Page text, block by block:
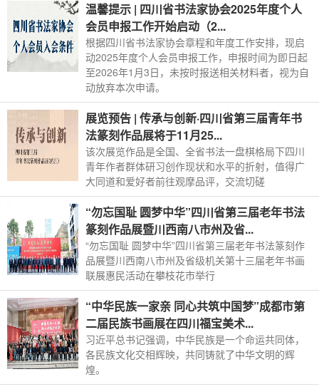
温馨提示 | 四川省书法家协会2025年度个人
会员申报工作开始启动（2...
根据四川省书法家协会章程和年度工作安排，现启
动2025年度个人会员申报工作，申报时间为即日起
至2026年1月3日，未按时报送相关材料者，视为自
动放弃本次申请。
展览预告 | 传承与创新·四川省第三届青年书
法篆刻作品展将于11月25...
该次展览作品是全国、全省书法一盘棋格局下四川
青年作者群体研习创作现状和水平的折射，值得广
大同道和爱好者前往观摩品评，交流切磋
“勿忘国耻 圆梦中华”四川省第三届老年书法
篆刻作品展暨川西南八市州及省...
“勿忘国耻 圆梦中华”四川省第三届老年书法篆刻作
品展暨川西南八市州及省级机关第十三届老年书画
联展惠民活动在攀枝花市举行
“中华民族一家亲 同心共筑中国梦”成都市第
二届民族书画展在四川福宝美术...
习近平总书记强调，中华民族是一个命运共同体，
各民族文化交相辉映，共同铸就了中华文明的辉
煌。